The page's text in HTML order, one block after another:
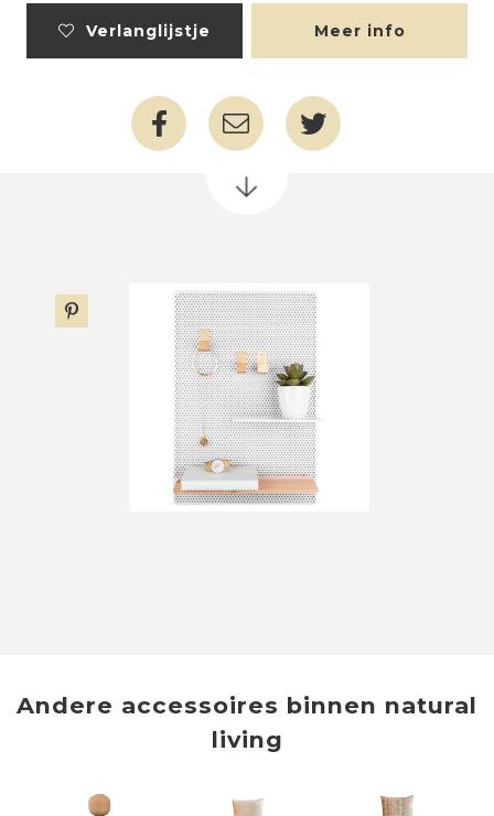
Verlanglijstje Meer info
Andere accessoires binnen natural
living